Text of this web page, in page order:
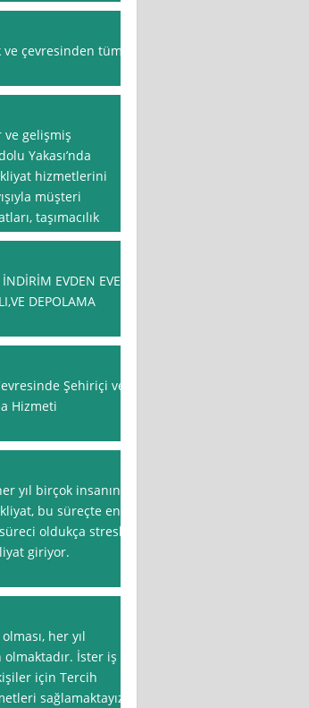
çevresinden tüm
ve gelişmiş
Yakası’nda
hizmetlerini
müşteri
taşımacılık
EVDEN EVE
DEPOLAMA
Şehiriçi ve
Hizmeti
yıl birçok insanın
bu süreçte en
oldukça stresli
giriyor.
her yıl
olmaktadır. İster iş
için Tercih
sağlamaktayız.